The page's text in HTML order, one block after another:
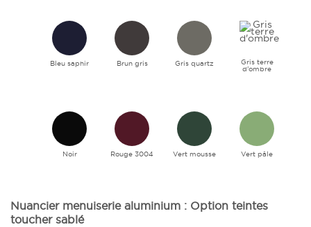
Bleu saphir Brun gris Gris quartz Gris terre
d'ombre
Noir Rouge 3004 Vert mousse Vert pâle
Nuancier menuiserie aluminium : Option teintes
toucher sablé